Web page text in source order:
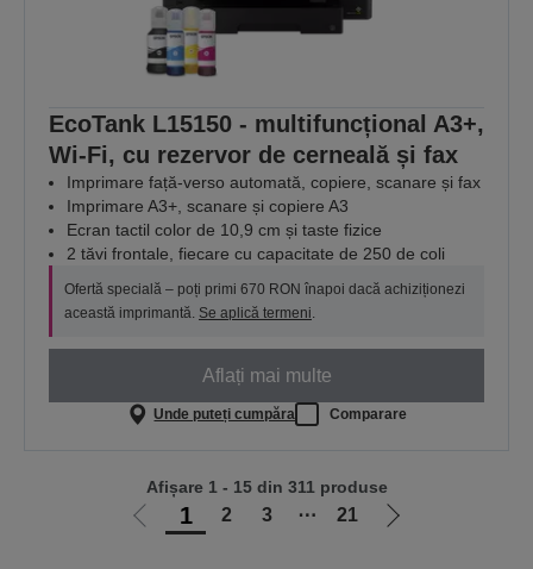
EcoTank L15150 - multifuncțional A3+,
Wi-Fi, cu rezervor de cerneală și fax
Imprimare față-verso automată, copiere, scanare și fax
Imprimare A3+, scanare și copiere A3
Ecran tactil color de 10,9 cm și taste fizice
2 tăvi frontale, fiecare cu capacitate de 250 de coli
Ofertă specială – poți primi 670 RON înapoi dacă achiziționezi
această imprimantă. Se aplică termeni.
Aflați mai multe
Unde puteți cumpăra Comparare
Mergi
1 2 3 ⋯ 21
Mergi
Afișare 1 - 15 din 311 produse